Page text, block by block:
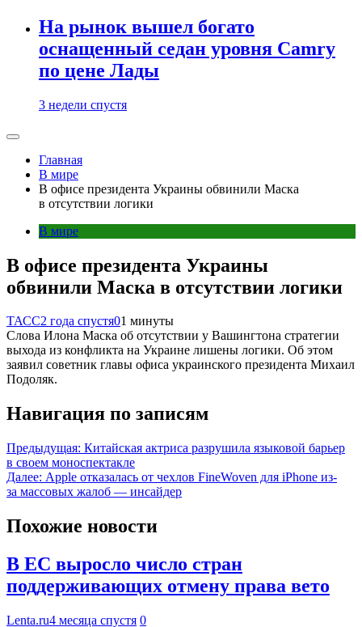
На рынок вышел богато
оснащенный седан уровня Camry
по цене Лады
3 недели спустя
Главная
В мире
В офисе президента Украины обвинили Маска
в отсутствии логики
В мире
В офисе президента Украины
обвинили Маска в отсутствии логики
ТАСС2 года спустя01 минуты
Слова Илона Маска об отсутствии у Вашингтона стратегии
выхода из конфликта на Украине лишены логики. Об этом
заявил советник главы офиса украинского президента Михаил
Подоляк.
Навигация по записям
Предыдущая: Китайская актриса разрушила языковой барьер
в своем моноспектакле
Далее: Apple отказалась от чехлов FineWoven для iPhone из-
за массовых жалоб — инсайдер
Похожие новости
В ЕС выросло число стран
поддерживающих отмену права вето
Lenta.ru4 месяца спустя 0